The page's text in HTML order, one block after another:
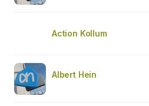
Action Kollum
Albert Hein